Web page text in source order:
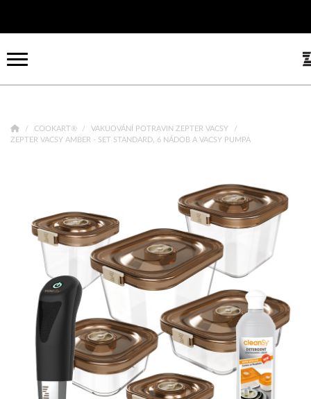
COOKART®
VAKUOVÁNÍ POTRAVIN ZEPTER VACSY
ZEPTER VACSY AMBER - SET STANDARD, 6 NÁDOB A VACSY PUMPA